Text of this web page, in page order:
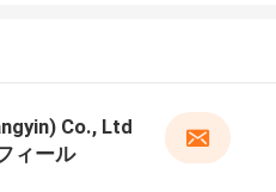
Co., Ltd
ィール